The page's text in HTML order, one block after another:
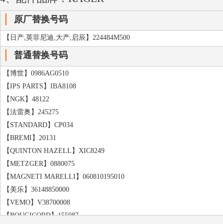
【TURBOSHOET】1103263
【MOTAIR TURBOLADER】660064
【MOTAIR TURBOLADER】334745
【WILMINK GROUP】WG1353473
【MOTAIR TURBOLADER】3722112
【WILMINK GROUP】WG1146534
【WILMINK GROUP】WG1308169
原厂替换号码
【日产,英菲尼迪,大产,启辰】224484M500
普通替换号码
【博世】0986AG0510
【IPS PARTS】IBA8108
【NGK】48122
【法雷奥】245275
【STANDARD】CP034
【BREMI】20131
【QUINTON HAZELL】XIC8249
【METZGER】0880075
【MAGNETI MARELLI】060810195010
【美乐】36148850000
【VEMO】V38700008
【BOUGICORD】155087